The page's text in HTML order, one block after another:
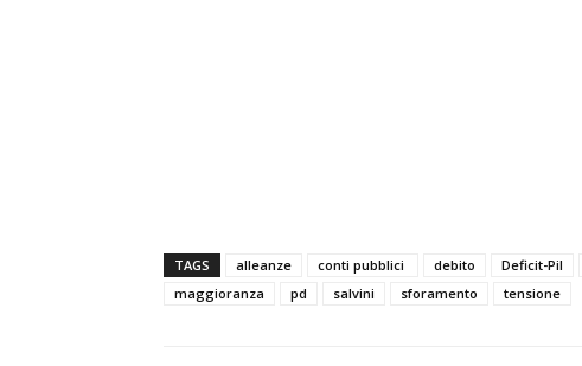
TAGS alleanze conti pubblici debito Deficit-Pil
maggioranza
pd salvini sforamento tensione